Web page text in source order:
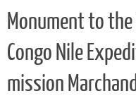
Monument to
Congo Nile
mission